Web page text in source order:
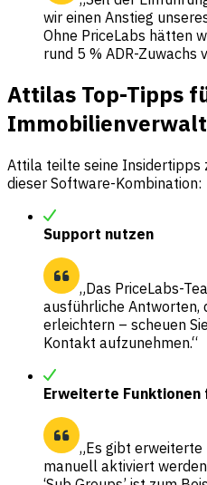
wir einen Anstieg
Ohne PriceLabs hätten
rund 5 % ADR-Zuwachs
Attilas Top-Tipps
Attila teilte seine Insidertipps
dieser Software-Kombination:
Support nutzen
„Das PriceLabs-
ausführliche Antworten,
erleichtern – scheuen
Kontakt aufzunehmen.“
Erweiterte
„Es gibt erweiterte
manuell aktiviert